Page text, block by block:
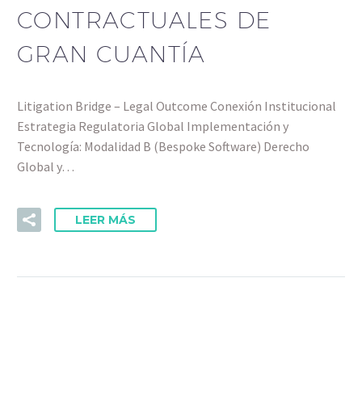
CONTRACTUALES DE
GRAN CUANTÍA
Litigation Bridge – Legal Outcome Conexión Institucional
Estrategia Regulatoria Global Implementación y
Tecnología: Modalidad B (Bespoke Software) Derecho
Global y…
LEER MÁS